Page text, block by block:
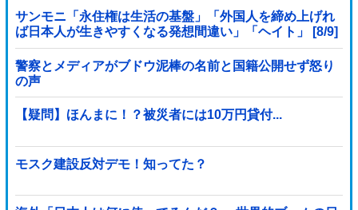
サンモニ「永住権は生活の基盤」「外国人を締め上げれ
ば日本人が生きやすくなる発想間違い」「ヘイト」 [8/9]
警察とメディアがブドウ泥棒の名前と国籍公開せず怒り
の声
【疑問】ほんまに！？被災者には10万円貸付...
モスク建設反対デモ！知ってた？